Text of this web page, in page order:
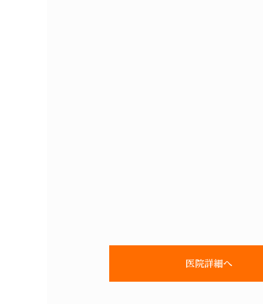
医院詳細へ